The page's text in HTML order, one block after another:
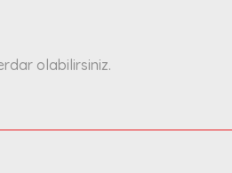
olabilirsiniz.